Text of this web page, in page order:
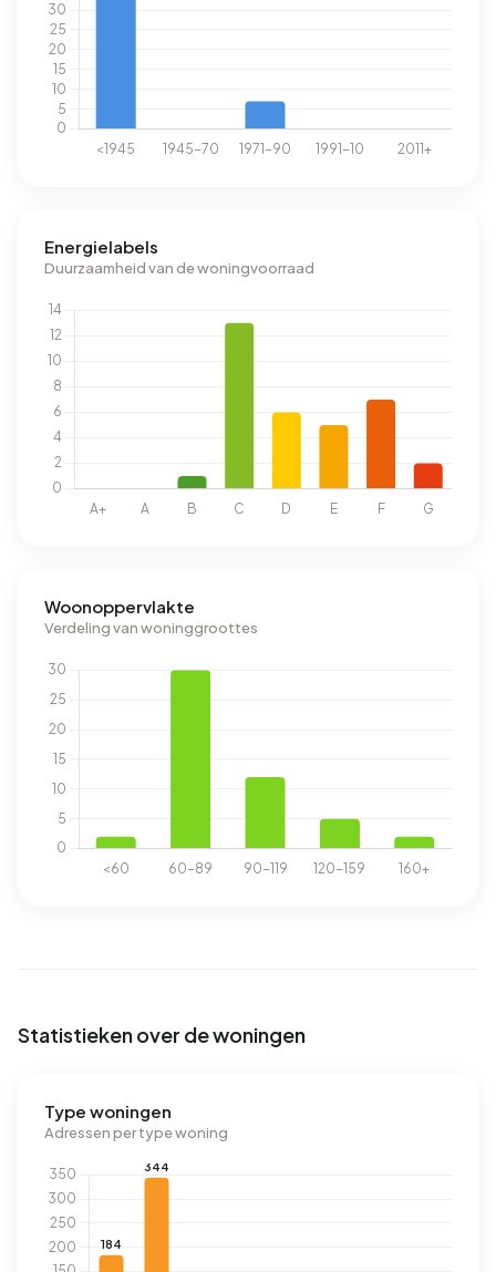
Energielabels
Duurzaamheid van de woningvoorraad
Woonoppervlakte
Verdeling van woninggroottes
Statistieken over de woningen
Type woningen
Adressen per type woning